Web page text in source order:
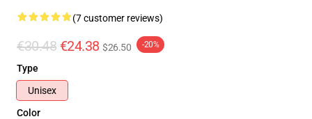
(7 customer reviews)
€30.48 €24.38 $26.50 -20%
Type
Unisex
Color